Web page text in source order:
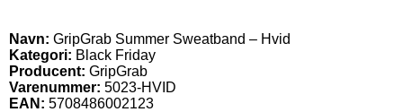
Navn: GripGrab Summer Sweatband – Hvid
Kategori: Black Friday
Producent: GripGrab
Varenummer: 5023-HVID
EAN: 5708486002123